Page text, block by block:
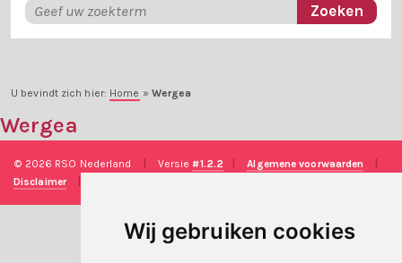
Wij gebruiken cookies
U bevindt zich hier: Home » Wergea
Wergea
© 2026 RSO Nederland Versie#1.2.2 Algemene voorwaarden
Disclaimer